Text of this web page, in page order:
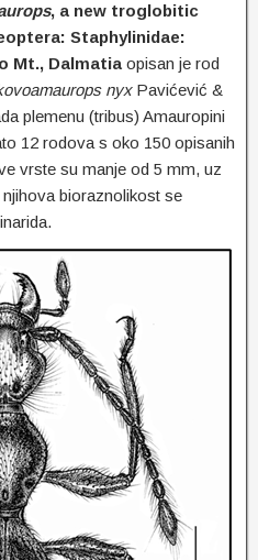
, a new troglobitic
Staphylinidae:
Mt., Dalmatia opisan je rod
nyxPavićević &
plemenu (tribus) Amauropini
12 rodova s oko 150 opisanih
vrste su manje od 5 mm, uz
bioraznolikost se